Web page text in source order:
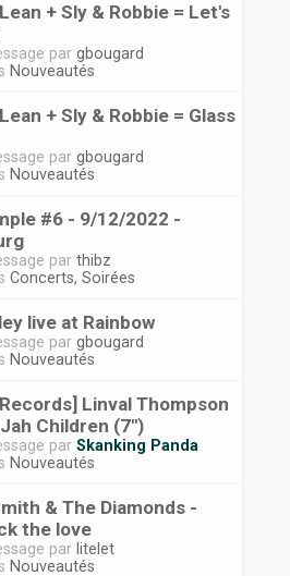
+ Sly & Robbie = Let's
par gbougard
Nouveautés
+ Sly & Robbie = Glass
par gbougard
Nouveautés
#6 - 9/12/2022 -
par thibz
Concerts, Soirées
live at Rainbow
par gbougard
Nouveautés
Linval Thompson
Children (7")
par Skanking Panda
Nouveautés
& The Diamonds -
the love
par litelet
Nouveautés